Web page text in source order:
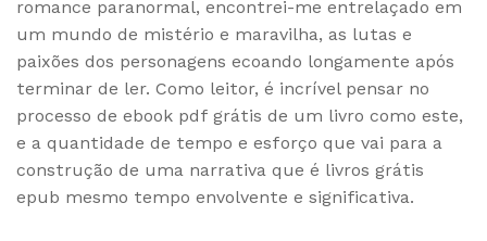
romance paranormal, encontrei-me entrelaçado em
um mundo de mistério e maravilha, as lutas e
paixões dos personagens ecoando longamente após
terminar de ler. Como leitor, é incrível pensar no
processo de ebook pdf grátis de um livro como este,
e a quantidade de tempo e esforço que vai para a
construção de uma narrativa que é livros grátis
epub mesmo tempo envolvente e significativa.